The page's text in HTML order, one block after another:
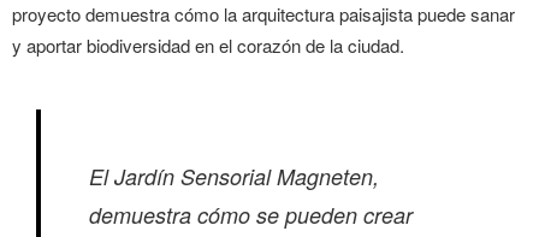
LANDUUM
proyecto demuestra cómo la arquitectura paisajista puede sanar
y aportar biodiversidad en el corazón de la ciudad.
El Jardín Sensorial Magneten,
demuestra cómo se pueden crear